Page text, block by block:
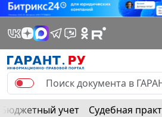
Бюджетный учет Судебная